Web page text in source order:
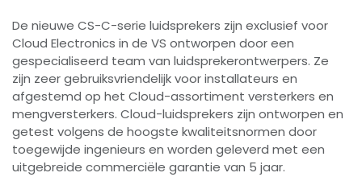
De nieuwe CS-C-serie luidsprekers zijn exclusief voor
Cloud Electronics in de VS ontworpen door een
gespecialiseerd team van luidsprekerontwerpers. Ze
zijn zeer gebruiksvriendelijk voor installateurs en
afgestemd op het Cloud-assortiment versterkers en
mengversterkers. Cloud-luidsprekers zijn ontworpen en
getest volgens de hoogste kwaliteitsnormen door
toegewijde ingenieurs en worden geleverd met een
uitgebreide commerciële garantie van 5 jaar.